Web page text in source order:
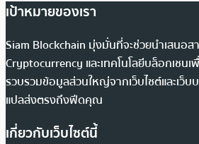
เป้าหมายของเรา
Siam Blockchain มุ่งมั่นที่จะช่วยนำเสนอส
Cryptocurrency และเทคโนโลยีบล็อกเชนเ
รวบรวมข้อมูลส่วนใหญ่จากเว็บไซต์และเว็บ
แปลส่งตรงถึงฟีดคุณ
เกี่ยวกับเว็บไซต์นี้